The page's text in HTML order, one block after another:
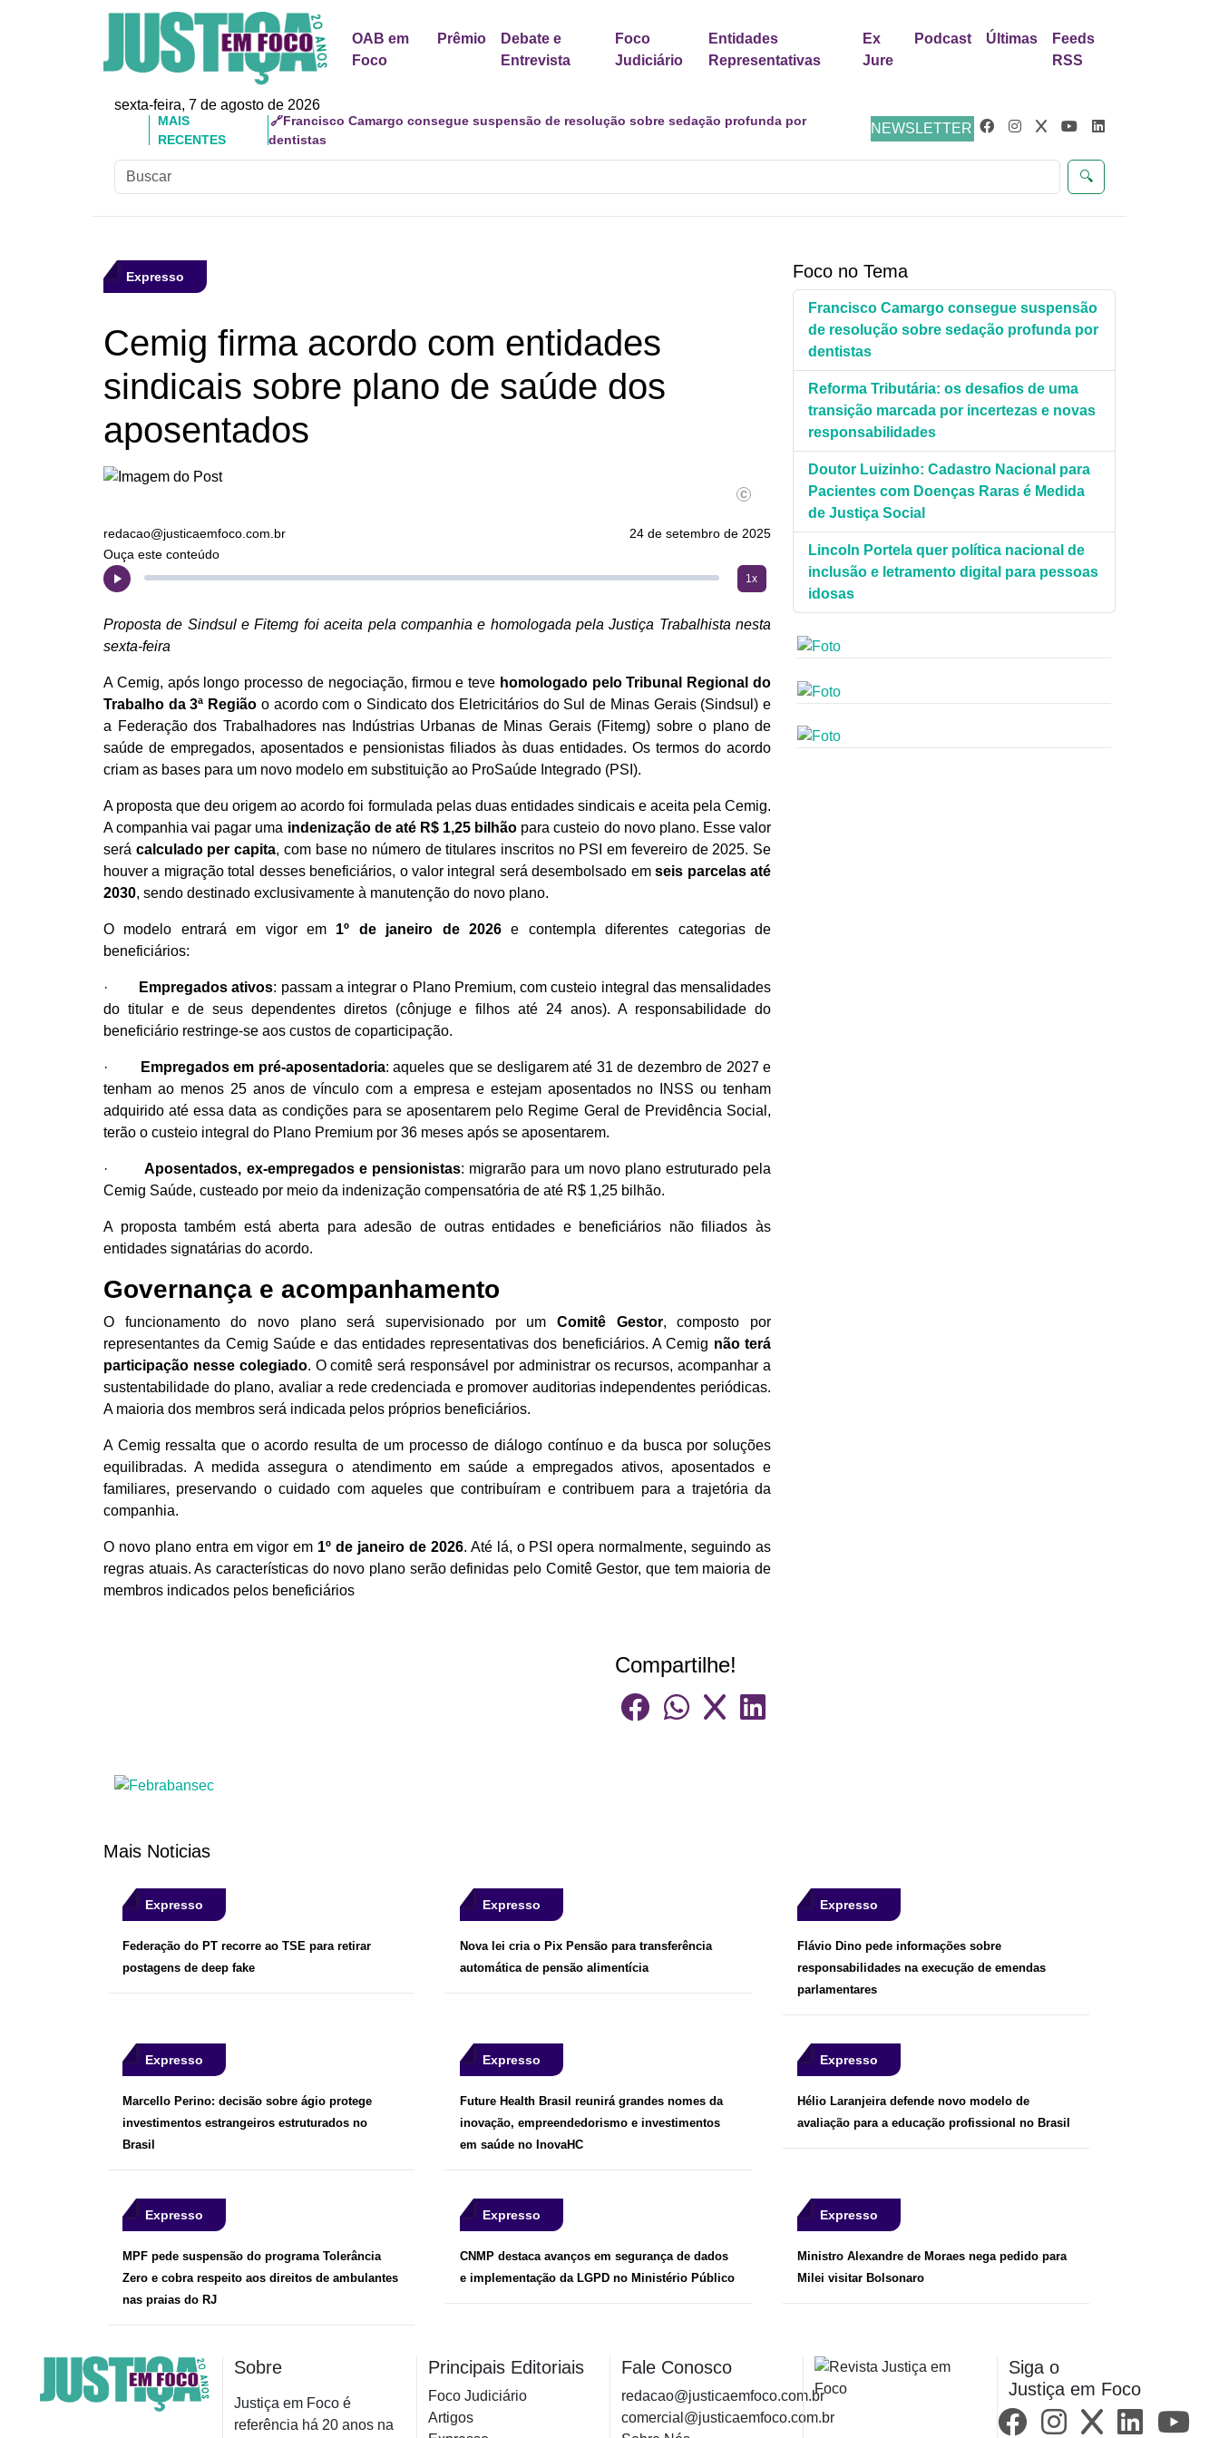
OAB em
Foco
Prêmio
Debate e
Entrevista
Foco
Judiciário
Entidades
Representativas
Ex
Jure
Podcast Últimas
Feeds
RSS
sexta-feira, 7 de agosto de 2026
NEWSLETTER
🔍
MAIS
RECENTES
🔗Reforma Tributária: os desafios de uma transição marcada por incertezas e novas
responsabilidades
Expresso
Cemig firma acordo com entidades
sindicais sobre plano de saúde dos
aposentados
Divulgação
redacao@justicaemfoco.com.br
24 de setembro de 2025
Ouça este conteúdo
1x
Proposta de Sindsul e Fitemg foi aceita pela companhia e homologada pela Justiça Trabalhista nesta
sexta-feira
A Cemig, após longo processo de negociação, firmou e teve homologado pelo Tribunal Regional do
Trabalho da 3ª Região o acordo com o Sindicato dos Eletricitários do Sul de Minas Gerais (Sindsul) e
a Federação dos Trabalhadores nas Indústrias Urbanas de Minas Gerais (Fitemg) sobre o plano de
saúde de empregados, aposentados e pensionistas filiados às duas entidades. Os termos do acordo
criam as bases para um novo modelo em substituição ao ProSaúde Integrado (PSI).
A proposta que deu origem ao acordo foi formulada pelas duas entidades sindicais e aceita pela Cemig.
A companhia vai pagar uma indenização de até R$ 1,25 bilhão para custeio do novo plano. Esse valor
será calculado per capita, com base no número de titulares inscritos no PSI em fevereiro de 2025. Se
houver a migração total desses beneficiários, o valor integral será desembolsado emseis parcelas até
2030, sendo destinado exclusivamente à manutenção do novo plano.
O modelo entrará em vigor em 1º de janeiro de 2026 e contempla diferentes categorias de
beneficiários:
· Empregados ativos: passam a integrar o Plano Premium, com custeio integral das mensalidades
do titular e de seus dependentes diretos (cônjuge e filhos até 24 anos). A responsabilidade do
beneficiário restringe-se aos custos de coparticipação.
· Empregados em pré-aposentadoria: aqueles que se desligarem até 31 de dezembro de 2027 e
tenham ao menos 25 anos de vínculo com a empresa e estejam aposentados no INSS ou tenham
adquirido até essa data as condições para se aposentarem pelo Regime Geral de Previdência Social,
terão o custeio integral do Plano Premium por 36 meses após se aposentarem.
·Aposentados, ex-empregados e pensionistas: migrarão para um novo plano estruturado pela
Cemig Saúde, custeado por meio da indenização compensatória de até R$ 1,25 bilhão.
A proposta também está aberta para adesão de outras entidades e beneficiários não filiados às
entidades signatárias do acordo.
Governança e acompanhamento
O funcionamento do novo plano será supervisionado por um Comitê Gestor, composto por
representantes da Cemig Saúde e das entidades representativas dos beneficiários. A Cemig não terá
participação nesse colegiado. O comitê será responsável por administrar os recursos, acompanhar a
sustentabilidade do plano, avaliar a rede credenciada e promover auditorias independentes periódicas.
A maioria dos membros será indicada pelos próprios beneficiários.
A Cemig ressalta que o acordo resulta de um processo de diálogo contínuo e da busca por soluções
equilibradas. A medida assegura o atendimento em saúde a empregados ativos, aposentados e
familiares, preservando o cuidado com aqueles que contribuíram e contribuem para a trajetória da
companhia.
O novo plano entra em vigor em 1º de janeiro de 2026. Até lá, o PSI opera normalmente, seguindo as
regras atuais. As características do novo plano serão definidas pelo Comitê Gestor, que tem maioria de
membros indicados pelos beneficiários
Compartilhe!
Foco no Tema
Francisco Camargo consegue suspensão
de resolução sobre sedação profunda por
dentistas
Reforma Tributária: os desafios de uma
transição marcada por incertezas e novas
responsabilidades
Doutor Luizinho: Cadastro Nacional para
Pacientes com Doenças Raras é Medida
de Justiça Social
Lincoln Portela quer política nacional de
inclusão e letramento digital para pessoas
idosas
Mais Noticias
Expresso
Federação do PT recorre ao TSE para retirar
postagens de deep fake
Expresso
Nova lei cria o Pix Pensão para transferência
automática de pensão alimentícia
Expresso
Flávio Dino pede informações sobre
responsabilidades na execução de emendas
parlamentares
Expresso
Marcello Perino: decisão sobre ágio protege
investimentos estrangeiros estruturados no
Brasil
Expresso
Future Health Brasil reunirá grandes nomes da
inovação, empreendedorismo e investimentos
em saúde no InovaHC
Expresso
Hélio Laranjeira defende novo modelo de
avaliação para a educação profissional no Brasil
Expresso
MPF pede suspensão do programa Tolerância
Zero e cobra respeito aos direitos de ambulantes
nas praias do RJ
Expresso
CNMP destaca avanços em segurança de dados
e implementação da LGPD no Ministério Público
Expresso
Ministro Alexandre de Moraes nega pedido para
Milei visitar Bolsonaro
Sobre
Justiça em Foco é
referência há 20 anos na
Principais Editoriais
Foco Judiciário
Artigos
Fale Conosco
redacao@justicaemfoco.com.br
comercial@justicaemfoco.com.br
Siga o
Justiça em Foco